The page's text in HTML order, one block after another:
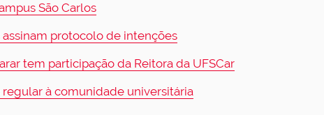
São Carlos
assinam protocolo de intenções
tem participação da Reitora da UFSCar
à comunidade universitária